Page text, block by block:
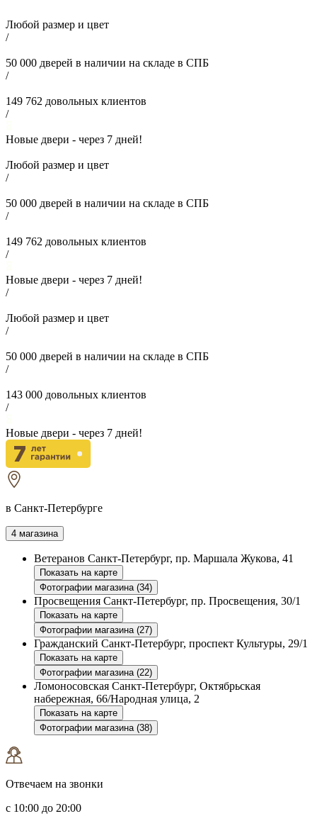
Любой размер и цвет
/
50 000 дверей в наличии на складе в СПБ
/
149 762 довольных клиентов
/
Новые двери - через 7 дней!
Любой размер и цвет
/
50 000 дверей в наличии на складе в СПБ
/
149 762 довольных клиентов
/
Новые двери - через 7 дней!
/
Любой размер и цвет
/
50 000 дверей в наличии на складе в СПБ
/
143 000 довольных клиентов
/
Новые двери - через 7 дней!
в Санкт-Петербурге
4 магазина
Ветеранов Санкт-Петербург, пр. Маршала Жукова, 41
Показать на карте
Фотографии магазина (34)
Просвещения Санкт-Петербург, пр. Просвещения, 30/1
Показать на карте
Фотографии магазина (27)
Гражданский Санкт-Петербург, проспект Культуры, 29/1
Показать на карте
Фотографии магазина (22)
Ломоносовская Санкт-Петербург, Октябрьская
набережная, 66/Народная улица, 2
Показать на карте
Фотографии магазина (38)
Отвечаем на звонки
с 10:00 до 20:00